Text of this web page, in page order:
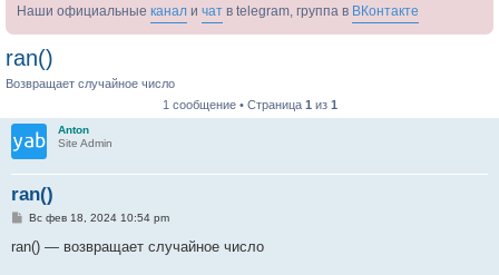
Наши официальные канал и чат в telegram, группа в ВКонтакте
ran()
Возвращает случайное число
1 сообщение • Страница 1 из 1
Anton
Site Admin
ran()
С
о
Вс фев 18, 2024 10:54 pm
ran() — возвращает случайное число